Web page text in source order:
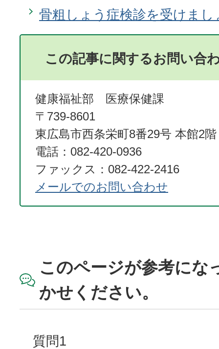
骨粗しょう症検診を受けまし
この記事に関するお問い合
健康福祉部 医療保健課
〒739-8601
東広島市西条栄町8番29号 本館2階
電話：082-420-0936
ファックス：082-422-2416
メールでのお問い合わせ
このページが参考にな
かせください。
質問1